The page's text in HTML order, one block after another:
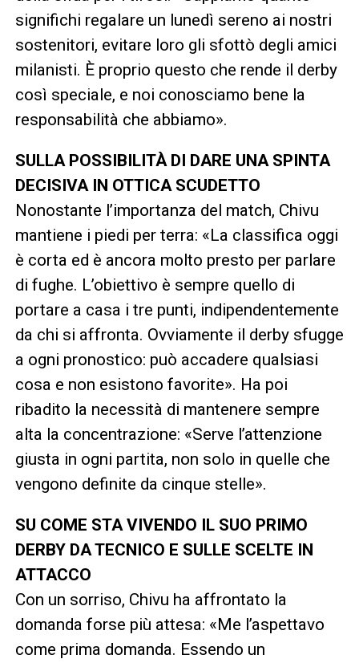
significhi regalare un lunedì sereno ai nostri
sostenitori, evitare loro gli sfottò degli amici
milanisti. È proprio questo che rende il derby
così speciale, e noi conosciamo bene la
responsabilità che abbiamo».
SULLA POSSIBILITÀ DI DARE UNA SPINTA
DECISIVA IN OTTICA SCUDETTO
Nonostante l’importanza del match, Chivu
mantiene i piedi per terra: «La classifica oggi
è corta ed è ancora molto presto per parlare
di fughe. L’obiettivo è sempre quello di
portare a casa i tre punti, indipendentemente
da chi si affronta. Ovviamente il derby sfugge
a ogni pronostico: può accadere qualsiasi
cosa e non esistono favorite». Ha poi
ribadito la necessità di mantenere sempre
alta la concentrazione: «Serve l’attenzione
giusta in ogni partita, non solo in quelle che
vengono definite da cinque stelle».
SU COME STA VIVENDO IL SUO PRIMO
DERBY DA TECNICO E SULLE SCELTE IN
ATTACCO
Con un sorriso, Chivu ha affrontato la
domanda forse più attesa: «Me l’aspettavo
come prima domanda. Essendo un